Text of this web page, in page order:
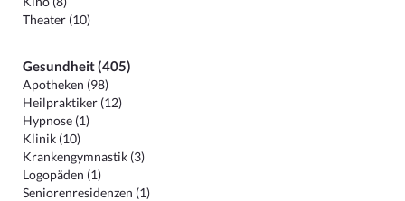
Theater (10)
Gesundheit (405)
Apotheken (98)
Heilpraktiker (12)
Hypnose (1)
Klinik (10)
Krankengymnastik (3)
Logopäden (1)
Seniorenresidenzen (1)